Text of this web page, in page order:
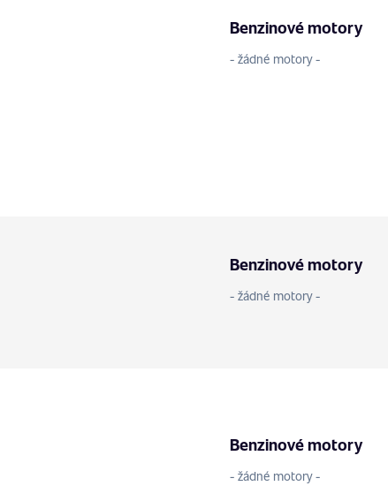
Benzinové motory
- žádné motory -
Benzinové motory
- žádné motory -
Benzinové motory
- žádné motory -